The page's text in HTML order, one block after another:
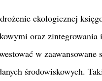
ekologicznej
oraz
w
środowiskowych.